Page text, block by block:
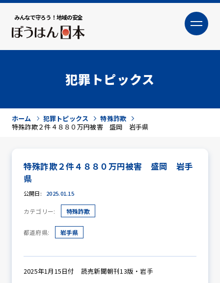
みんなで守ろう！地域の安全
大
防犯活動ニュース
防犯パトロール
犯罪トピックス
ホーム 犯罪トピックス
特殊詐欺
特殊詐欺２件４８８０万円被害 盛岡 岩手県
特殊詐欺２件４８８０万円被害 盛岡 岩手
県
公開日: 2025.01.15
カテゴリー: 特殊詐欺
都道府県: 岩手県
2025年1月15日付 読売新聞朝刊13版・岩手